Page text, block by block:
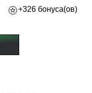
+326 бонуса(ов)